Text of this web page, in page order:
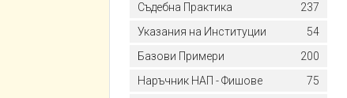
Съдебна Практика
237
Указания на Институции
54
Базови Примери
200
Наръчник НАП - Фишове
75